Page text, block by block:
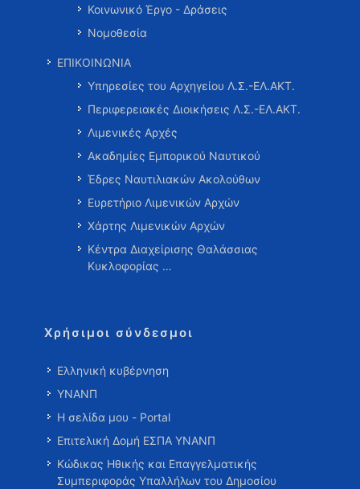
Κοινωνικό Έργο - Δράσεις
Νομοθεσία
ΕΠΙΚΟΙΝΩΝΙΑ
Υπηρεσίες του Αρχηγείου Λ.Σ.-ΕΛ.ΑΚΤ.
Περιφερειακές Διοικήσεις Λ.Σ.-ΕΛ.ΑΚΤ.
Λιμενικές Αρχές
Ακαδημίες Εμπορικού Ναυτικού
Έδρες Ναυτιλιακών Ακολούθων
Ευρετήριο Λιμενικών Αρχών
Χάρτης Λιμενικών Αρχών
Κέντρα Διαχείρισης Θαλάσσιας
Κυκλοφορίας …
Χρήσιμοι σύνδεσμοι
Ελληνική κυβέρνηση
ΥΝΑΝΠ
Η σελίδα μου - Portal
Επιτελική Δομή ΕΣΠΑ ΥΝΑΝΠ
Κώδικας Ηθικής και Επαγγελματικής
Συμπεριφοράς Υπαλλήλων του Δημοσίου